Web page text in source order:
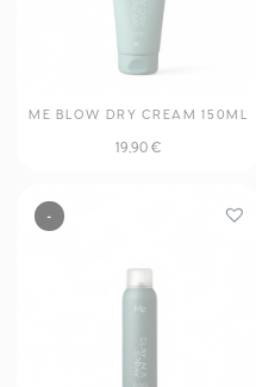
ME BLOW DRY CREAM 150ML
19,90€
-